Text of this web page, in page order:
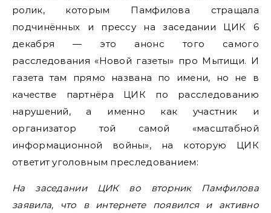
ролик, которым Памфилова стращала
подчинённых и прессу на заседании ЦИК 6
декабря — это анонс того самого
расследования «Новой газеты» про Мытищи. И
газета там прямо названа по имени, но не в
качестве партнёра ЦИК по расследованию
нарушений, а именно как участник и
организатор той самой «масштабной
информационной войны», на которую ЦИК
ответит уголовным преследованием:
На заседании ЦИК во вторник Памфилова
заявила, что в интернете появился и активно